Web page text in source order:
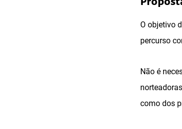
O objetivo
percurso
Não é
como dos